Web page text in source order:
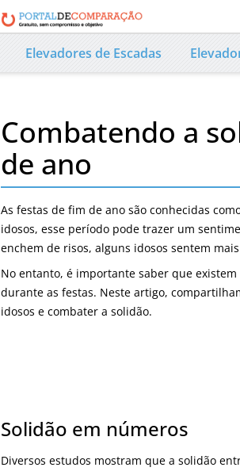
Elevadores de Escadas
Combatendo a
de ano
As festas de fim de ano são conhecidas
idosos, esse período pode trazer um
enchem de risos, alguns idosos sentem
No entanto, é importante saber que
durante as festas. Neste artigo,
idosos e combater a solidão.
Solidão em números
Diversos estudos mostram que a solidão